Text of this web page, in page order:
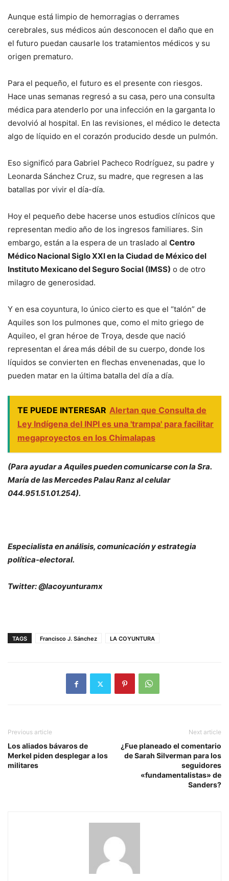
Aunque está limpio de hemorragias o derrames
cerebrales, sus médicos aún desconocen el daño que en
el futuro puedan causarle los tratamientos médicos y su
origen prematuro.
Para el pequeño, el futuro es el presente con riesgos.
Hace unas semanas regresó a su casa, pero una consulta
médica para atenderlo por una infección en la garganta lo
devolvió al hospital. En las revisiones, el médico le detecta
algo de líquido en el corazón producido desde un pulmón.
Eso significó para Gabriel Pacheco Rodríguez, su padre y
Leonarda Sánchez Cruz, su madre, que regresen a las
batallas por vivir el día-día.
Hoy el pequeño debe hacerse unos estudios clínicos que
representan medio año de los ingresos familiares. Sin
embargo, están a la espera de un traslado al Centro
Médico Nacional Siglo XXI en la Ciudad de México del
Instituto Mexicano del Seguro Social (IMSS) o de otro
milagro de generosidad.
Y en esa coyuntura, lo único cierto es que el “talón” de
Aquiles son los pulmones que, como el mito griego de
Aquileo, el gran héroe de Troya, desde que nació
representan el área más débil de su cuerpo, donde los
líquidos se convierten en flechas envenenadas, que lo
pueden matar en la última batalla del día a día.
TE PUEDE INTERESAR Alertan que Consulta de
Ley Indígena del INPI es una 'trampa' para facilitar
megaproyectos en los Chimalapas
(Para ayudar a Aquiles pueden comunicarse con la Sra.
María de las Mercedes Palau Ranz al celular
044.951.51.01.254).
Especialista en análisis, comunicación y estrategia
política-electoral.
Twitter: @lacoyunturamx
TAGS Francisco J. Sánchez LA COYUNTURA
Previous article
Los aliados bávaros de
Merkel piden desplegar a los
militares
Next article
¿Fue planeado el comentario
de Sarah Silverman para los
seguidores
«fundamentalistas» de
Sanders?